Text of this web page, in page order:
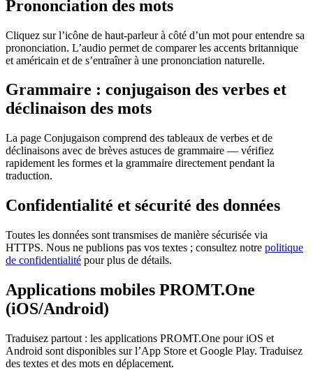
Prononciation des mots
Cliquez sur l’icône de haut-parleur à côté d’un mot pour entendre sa
prononciation. L’audio permet de comparer les accents britannique
et américain et de s’entraîner à une prononciation naturelle.
Grammaire : conjugaison des verbes et
déclinaison des mots
La page Conjugaison comprend des tableaux de verbes et de
déclinaisons avec de brèves astuces de grammaire — vérifiez
rapidement les formes et la grammaire directement pendant la
traduction.
Confidentialité et sécurité des données
Toutes les données sont transmises de manière sécurisée via
HTTPS. Nous ne publions pas vos textes ; consultez notre politique
de confidentialité pour plus de détails.
Applications mobiles PROMT.One
(iOS/Android)
Traduisez partout : les applications PROMT.One pour iOS et
Android sont disponibles sur l’App Store et Google Play. Traduisez
des textes et des mots en déplacement.